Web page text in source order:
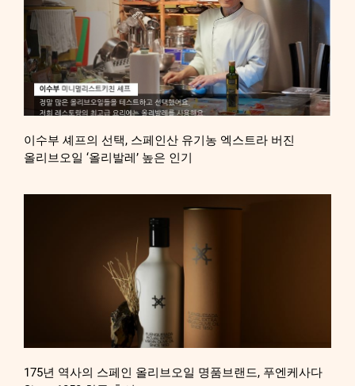
이수부 셰프의 선택, 스페인산 유기농 엑스트라 버진
올리브오일 ‘올리발레’ 높은 인기
175년 역사의 스페인 올리브오일 명품브랜드, 푸엔케사다